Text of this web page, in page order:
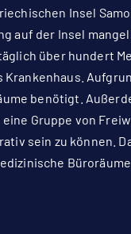
Insel
der Insel
über hundert
benötigt.
Gruppe von
sein zu können.